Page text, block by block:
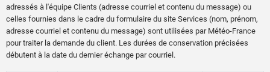
adressés à l'équipe Clients (adresse courriel et contenu du message) ou
celles fournies dans le cadre du formulaire du site Services (nom, prénom,
adresse courriel et contenu du message) sont utilisées par Météo-France
pour traiter la demande du client. Les durées de conservation précisées
débutent à la date du dernier échange par courriel.